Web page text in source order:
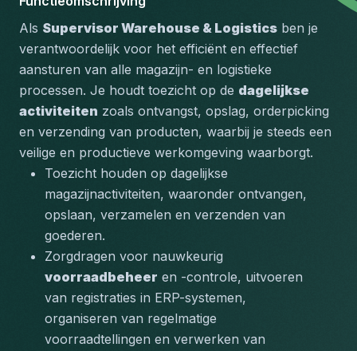
Als Supervisor Warehouse & Logistics ben je
verantwoordelijk voor het efficiënt en effectief
aansturen van alle magazijn- en logistieke
processen. Je houdt toezicht op de dagelijkse
activiteiten zoals ontvangst, opslag, orderpicking
en verzending van producten, waarbij je steeds een
veilige en productieve werkomgeving waarborgt.
Toezicht houden op dagelijkse
magazijnactiviteiten, waaronder ontvangen,
opslaan, verzamelen en verzenden van
goederen.
voorraadbeheer en -controle, uitvoeren
van registraties in ERP-systemen,
organiseren van regelmatige
voorraadtellingen en verwerken van